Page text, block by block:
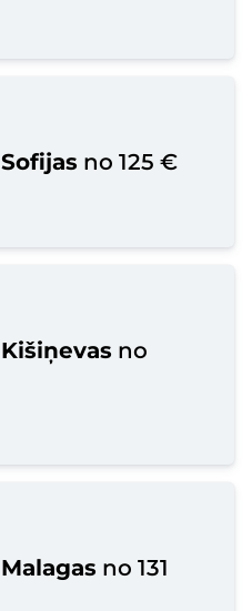
Sofijas no 125 €
Kišiņevas no
Malagas no 131